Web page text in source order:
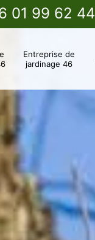
01 99 62 44
Entreprise de
jardinage 46